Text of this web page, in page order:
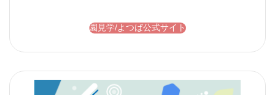
園見学/よつば公式サイト